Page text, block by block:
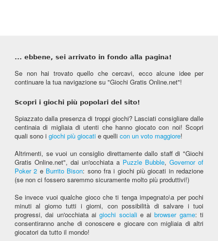
... ebbene, sei arrivato in fondo alla pagina!
Se non hai trovato quello che cercavi, ecco alcune idee per
continuare la tua navigazione su "Giochi Gratis Online.net"!
Scopri i giochi più popolari del sito!
Spiazzato dalla presenza di troppi giochi? Lasciati consigliare dalle
centinaia di migliaia di utenti che hanno giocato con noi! Scopri
quali sono i giochi più giocati e quelli con un voto maggiore!
Altrimenti, se vuoi un consiglio direttamente dallo staff di "Giochi
Gratis Online.net", dai un'occhiata a Puzzle Bubble, Governor of
Poker 2 e Burrito Bison: sono fra i giochi più giocati in redazione
(se non ci fossero saremmo sicuramente molto più produttivi!)
Se invece vuoi qualche gioco che ti tenga impegnato\a per pochi
minuti al giorno tutti i giorni, con possibilità di salvare i tuoi
progressi, dai un'occhiata aigiochi socialie aibrowser game: ti
consentiranno anche di conoscere e giocare con migliaia di altri
giocatori da tutto il mondo!